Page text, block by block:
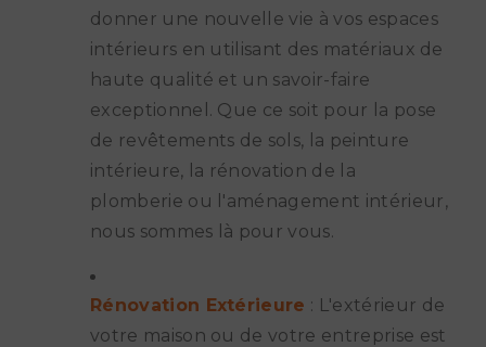
donner une nouvelle vie à vos espaces
intérieurs en utilisant des matériaux de
haute qualité et un savoir-faire
exceptionnel. Que ce soit pour la pose
de revêtements de sols, la peinture
intérieure, la rénovation de la
plomberie ou l'aménagement intérieur,
nous sommes là pour vous.
Rénovation Extérieure : L'extérieur de
votre maison ou de votre entreprise est